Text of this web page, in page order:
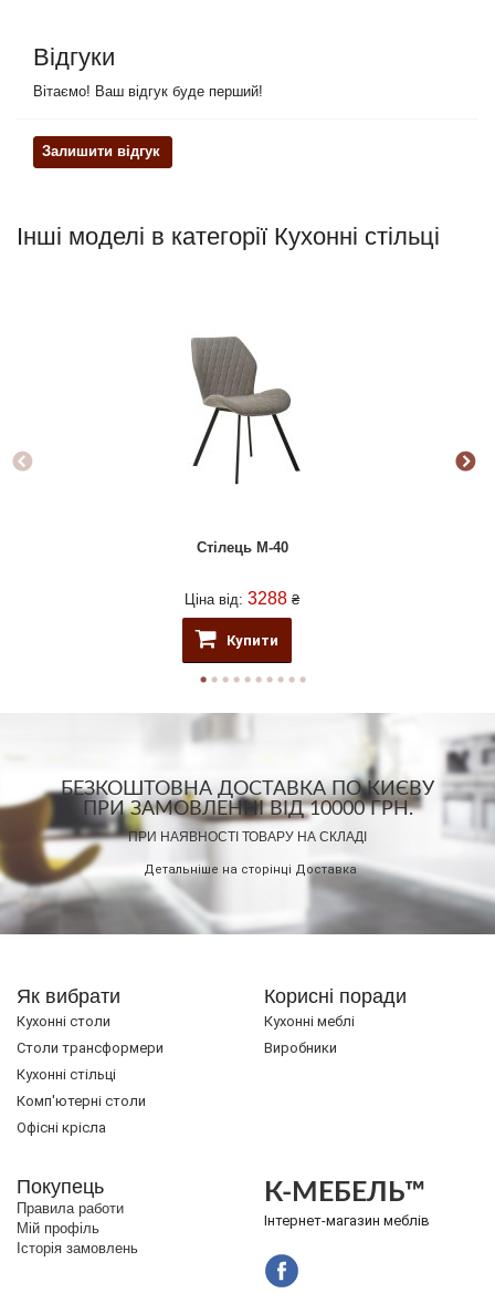
Відгуки
Вітаємо! Ваш відгук буде перший!
Залишити відгук
Інші моделі в категорії Кухонні стільці
Стілець M-40
Ціна від: 3288 ₴
Купити
БЕЗКОШТОВНА ДОСТАВКА ПО КИЄВУ
ПРИ ЗАМОВЛЕННІ ВІД 10000 ГРН.
ПРИ НАЯВНОСТІ ТОВАРУ НА СКЛАДІ
Детальніше на сторінці Доставка
Як вибрати
Кухонні столи
Cтоли трансформери
Кухонні стільці
Комп'ютерні столи
Офісні крісла
Корисні поради
Кухонні меблі
Виробники
Покупець
Правила работи
Мій профіль
Історія замовлень
К-МЕБЕЛЬ™
Інтернет-магазин меблів